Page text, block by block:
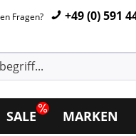
Fragen? +49 (0) 591
SALE MARKEN